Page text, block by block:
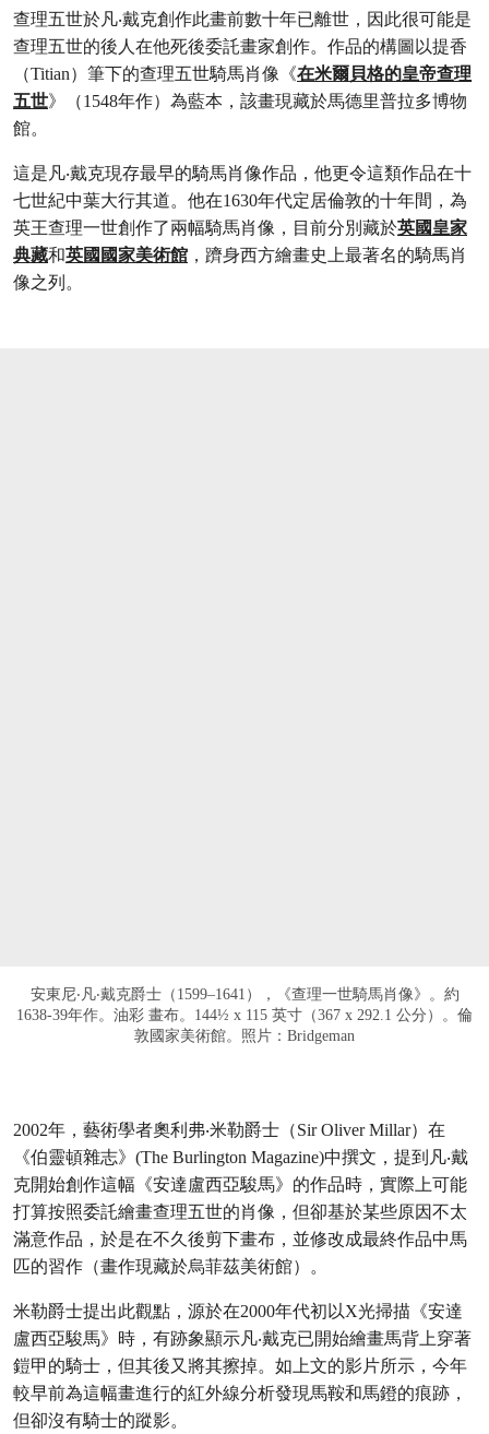
查理五世於凡‧戴克創作此畫前數十年已離世，因此很可能是
查理五世的後人在他死後委託畫家創作。作品的構圖以提香
（Titian）筆下的查理五世騎馬肖像《在米爾貝格的皇帝查理
五世》（1548年作）為藍本，該畫現藏於馬德里普拉多博物
館。
這是凡‧戴克現存最早的騎馬肖像作品，他更令這類作品在十
七世紀中葉大行其道。他在1630年代定居倫敦的十年間，為
英王查理一世創作了兩幅騎馬肖像，目前分別藏於英國皇家
典藏和英國國家美術館 ，躋身西方繪畫史上最著名的騎馬肖
像之列。
安東尼‧凡‧戴克爵士（1599–1641），《查理一世騎馬肖像》。約
1638-39年作。油彩 畫布。144½ x 115 英寸（367 x 292.1 公分）。倫
敦國家美術館。照片：Bridgeman
2002年，藝術學者奧利弗‧米勒爵士（Sir Oliver Millar）在
《伯靈頓雜志》(The Burlington Magazine)中撰文，提到凡‧戴
克開始創作這幅《安達盧西亞駿馬》的作品時，實際上可能
打算按照委託繪畫查理五世的肖像，但卻基於某些原因不太
滿意作品，於是在不久後剪下畫布，並修改成最終作品中馬
匹的習作（畫作現藏於烏菲茲美術館）。
米勒爵士提出此觀點，源於在2000年代初以X光掃描《安達
盧西亞駿馬》時，有跡象顯示凡‧戴克已開始繪畫馬背上穿著
鎧甲的騎士，但其後又將其擦掉。如上文的影片所示，今年
較早前為這幅畫進行的紅外線分析發現馬鞍和馬鐙的痕跡，
但卻沒有騎士的蹤影。